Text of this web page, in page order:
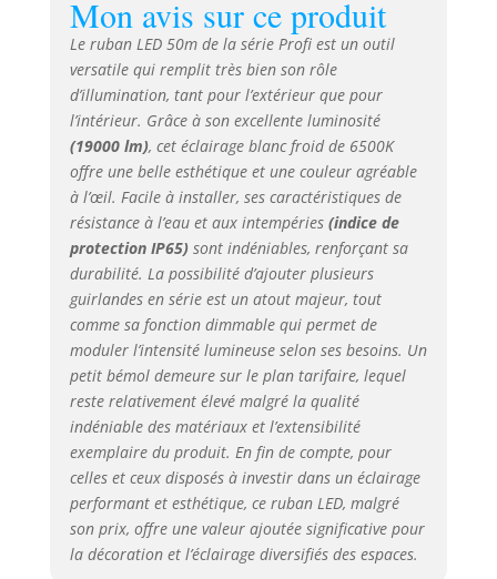
le connecteur
intégré. Peut être
connecté à tous les
produits de notre
"LEDZEIT-Profi
Serie". Cette bande
peut être raccourcie
de mètres aux
intersections
marquées. Qualité
supérieure
professionnelle -
IP65 (prise
d'alimentation IP44)
- Protégé contre les
projections d'eau et
la poussière - C'est
un produit parfait
pour tous les types
d'intérieur/extérieur.
Idéal pour les
jardins, la maison,
les boutiques, DIY et
la décoration. La
livraison comprend:
Mon avis sur ce produit
Le ruban LED 50m de la série Profi est un outil
versatile qui remplit très bien son rôle
d’illumination, tant pour l’extérieur que pour
l’intérieur. Grâce à son excellente luminosité
(19000 lm), cet éclairage blanc froid de 6500K
offre une belle esthétique et une couleur agréable
à l’œil. Facile à installer, ses caractéristiques de
résistance à l’eau et aux intempéries (indice de
protection IP65)sont indéniables, renforçant sa
durabilité. La possibilité d’ajouter plusieurs
guirlandes en série est un atout majeur, tout
comme sa fonction dimmable qui permet de
moduler l’intensité lumineuse selon ses besoins. Un
petit bémol demeure sur le plan tarifaire, lequel
reste relativement élevé malgré la qualité
indéniable des matériaux et l’extensibilité
exemplaire du produit. En fin de compte, pour
celles et ceux disposés à investir dans un éclairage
performant et esthétique, ce ruban LED, malgré
son prix, offre une valeur ajoutée significative pour
la décoration et l’éclairage diversifiés des espaces.